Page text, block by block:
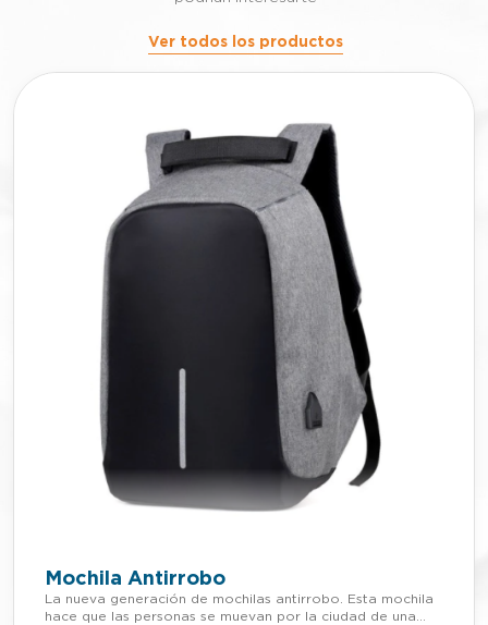
Ver todos los productos
Mochila Antirrobo
La nueva generación de mochilas antirrobo. Esta mochila
hace que las personas se muevan por la ciudad de una